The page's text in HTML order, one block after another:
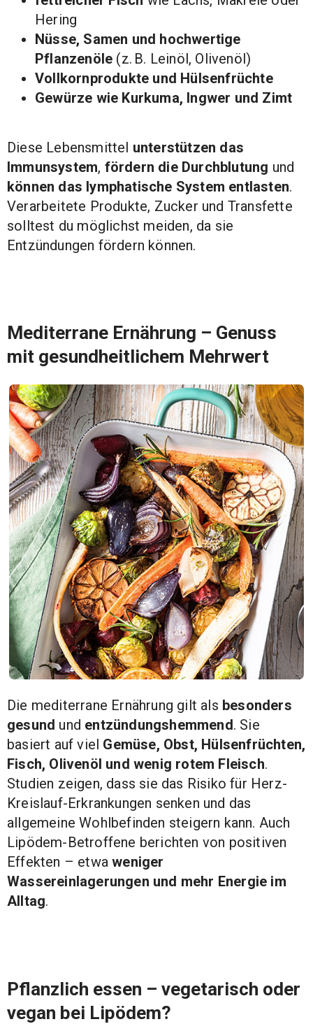
Hering
Nüsse, Samen und hochwertige
Pflanzenöle (z. B. Leinöl, Olivenöl)
Vollkornprodukte und Hülsenfrüchte
Gewürze wie Kurkuma, Ingwer und Zimt
Diese Lebensmittel unterstützen das
Immunsystem, fördern die Durchblutung und
können das lymphatische System entlasten.
Verarbeitete Produkte, Zucker und Transfette
solltest du möglichst meiden, da sie
Entzündungen fördern können.
Mediterrane Ernährung – Genuss
mit gesundheitlichem Mehrwert
Die mediterrane Ernährung gilt als besonders
gesund und entzündungshemmend. Sie
basiert auf viel Gemüse, Obst, Hülsenfrüchten,
Fisch, Olivenöl und wenig rotem Fleisch.
Studien zeigen, dass sie das Risiko für Herz-
Kreislauf-Erkrankungen senken und das
allgemeine Wohlbefinden steigern kann. Auch
Lipödem-Betroffene berichten von positiven
Effekten – etwaweniger
Wassereinlagerungen und mehr Energie im
Alltag.
Pflanzlich essen – vegetarisch oder
vegan bei Lipödem?